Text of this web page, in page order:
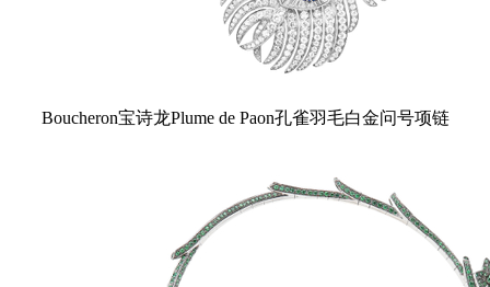
Boucheron宝诗龙Plume de Paon孔雀羽毛白金问号项链